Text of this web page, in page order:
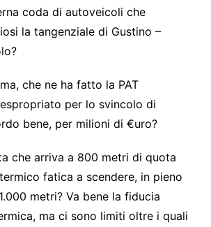
coda di autoveicoli che
la tangenziale di Gustino –
che ne ha fatto la PAT
per lo svincolo di
bene, per milioni di €uro?
che arriva a 800 metri di quota
fatica a scendere, in pieno
metri? Va bene la fiducia
ma ci sono limiti oltre i quali